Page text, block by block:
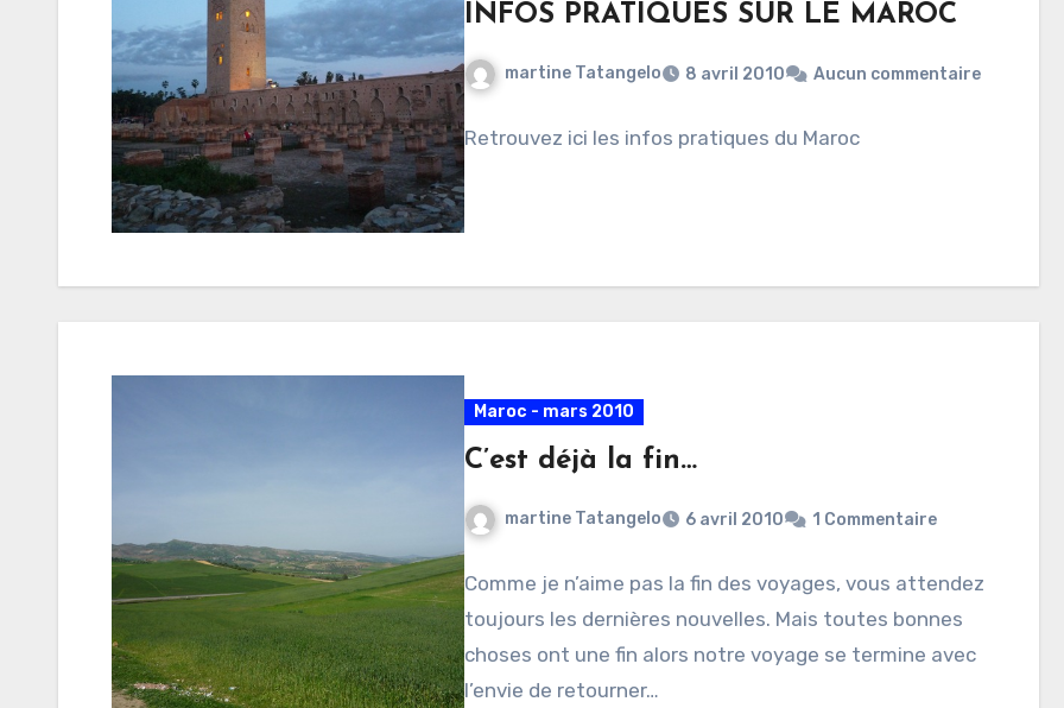
INFOS PRATIQUES SUR LE MAROC
martine Tatangelo 8 avril 2010 Aucun commentaire
Retrouvez ici les infos pratiques du Maroc
Maroc - mars 2010
C’est déjà la fin…
martine Tatangelo 6 avril 2010 1 Commentaire
Comme je n’aime pas la fin des voyages, vous attendez
toujours les dernières nouvelles. Mais toutes bonnes
choses ont une fin alors notre voyage se termine avec
l’envie de retourner…